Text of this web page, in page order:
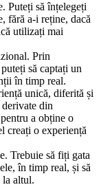
Puteți să înțelegeți
fără a-i reține, dacă
utilizați mai
Prin
să captați un
în timp real.
unică, diferită și
din
a obține o
creați o experiență
Trebuie să fiți gata
în timp real, și să
la altul.